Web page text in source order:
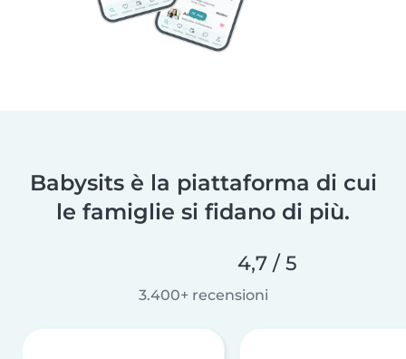
Babysits è la piattaforma di cui
le famiglie si fidano di più.
4,7 / 5
3.400+ recensioni